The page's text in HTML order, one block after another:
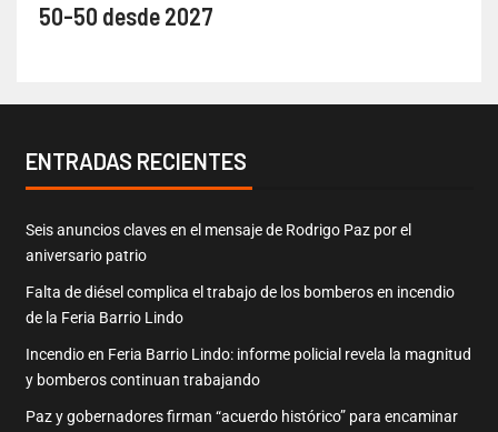
50-50 desde 2027
ENTRADAS RECIENTES
Seis anuncios claves en el mensaje de Rodrigo Paz por el
aniversario patrio
Falta de diésel complica el trabajo de los bomberos en incendio
de la Feria Barrio Lindo
Incendio en Feria Barrio Lindo: informe policial revela la magnitud
y bomberos continuan trabajando
Paz y gobernadores firman “acuerdo histórico” para encaminar